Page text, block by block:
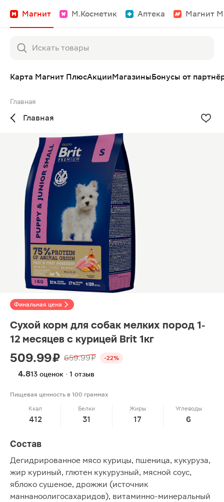
Магнит М.Косметик Аптека Магнит
Карта Магнит ПлюсАкцииМагазиныБонусы от
Главная
Главная
Финальная цена
Сухой корм для собак мелких пород 1-
12 месяцев с курицей Brit 1кг
509.99 ₽ 659.99 ₽ -22%
4.813 оценок · 1 отзыв
Пищевая ценность в 100 граммах
Ккал
412
Белки
31
Жиры
17
Углеводы
6
Состав
Дегидрированное мясо курицы, пшеница, кукуруза,
жир куриный, глютен кукурузный, мясной соус,
яблоко сушеное, дрожжи (источник
маннаноолигосахаридов), витаминно-минеральный